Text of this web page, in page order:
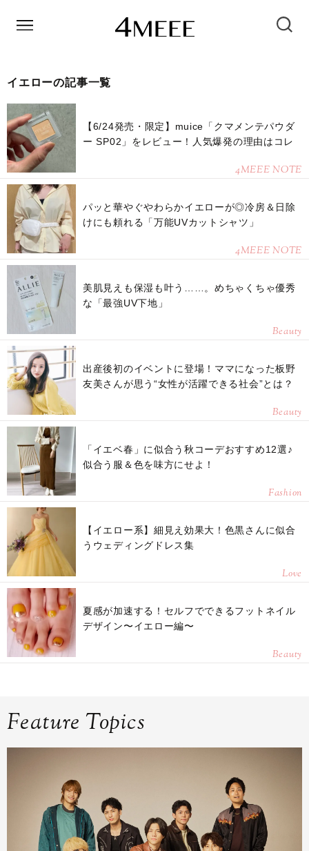
イエローの記事一覧
【6/24発売・限定】muice「クマメンテパウダ
ー SP02」をレビュー！人気爆発の理由はコレ
4MEEE NOTE
パッと華やぐやわらかイエローが◎冷房＆日除
けにも頼れる「万能UVカットシャツ」
4MEEE NOTE
美肌見えも保湿も叶う……。めちゃくちゃ優秀
な「最強UV下地」
Beauty
出産後初のイベントに登場！ママになった板野
友美さんが思う“女性が活躍できる社会”とは？
Beauty
「イエベ春」に似合う秋コーデおすすめ12選♪
似合う服＆色を味方にせよ！
Fashion
【イエロー系】細見え効果大！色黒さんに似合
うウェディングドレス集
Love
夏感が加速する！セルフでできるフットネイル
デザイン〜イエロー編〜
Beauty
Feature Topics